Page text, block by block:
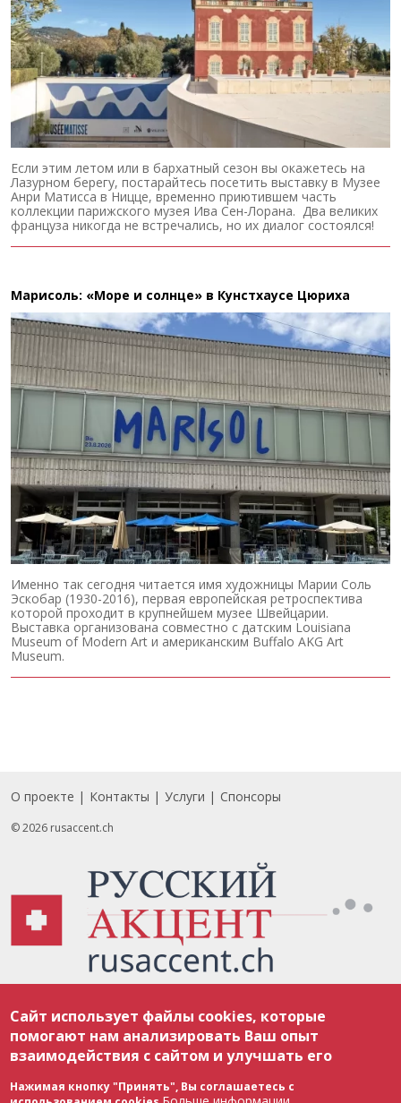
Если этим летом или в бархатный сезон вы окажетесь на
Лазурном берегу, постарайтесь посетить выставку в Музее
Анри Матисса в Ницце, временно приютившем часть
коллекции парижского музея Ива Сен-Лорана. Два великих
француза никогда не встречались, но их диалог состоялся!
Марисоль: «Море и солнце» в Кунстхаусе Цюриха
Именно так сегодня читается имя художницы Марии Соль
Эскобар (1930-2016), первая европейская ретроспектива
которой проходит в крупнейшем музее Швейцарии.
Выставка организована совместно с датским Louisiana
Museum of Modern Art и американским Buffalo AKG Art
Museum.
Footer
О проекте Контакты Услуги Спонсоры
© 2026 rusaccent.ch
соответствии с законодательством Швейцарии об авторском праве и
международными соглашениями. Полное или частичное использование
материалов возможно только с разрешения редакции. В случае полного
или частичного воспроизведения материалов сайта rusaccent.ch,
ОБЯЗАТЕЛЬНА АКТИВНАЯ ГИПЕРССЫЛКА на конкретный заимствованный
текст. Фотоизображения, размещенные редакцией rusaccent.ch, являются
ее исключительной собственностью. Полное или частичное
Сайт использует файлы cookies, которые
помогают нам анализировать Ваш опыт
взаимодействия с сайтом и улучшать его
Нажимая кнопку "Принять", Вы соглашаетесь с